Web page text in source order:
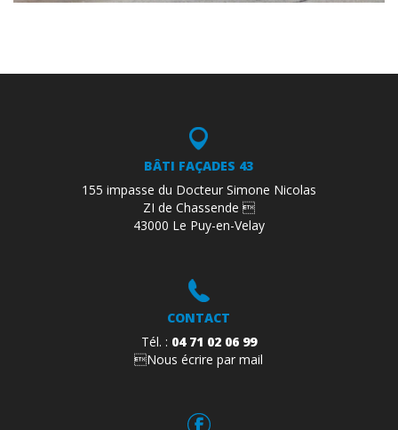
BÂTI FAÇADES 43
155 impasse du Docteur Simone Nicolas
ZI de Chassende 
43000 Le Puy-en-Velay
CONTACT
Tél. : 04 71 02 06 99
Nous écrire par mail